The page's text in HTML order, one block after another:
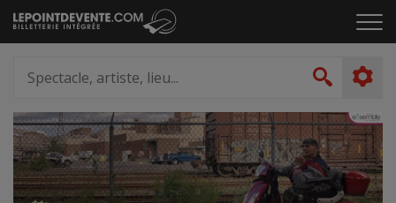
Passer
au
le
artiste,
lieu...